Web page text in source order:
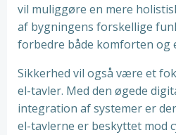
vil muliggøre en mere
af bygningens forskellige
forbedre både komforten og
Sikkerhed vil også være et
el-tavler. Med den øgede
integration af systemer er
el-tavlerne er beskyttet mod